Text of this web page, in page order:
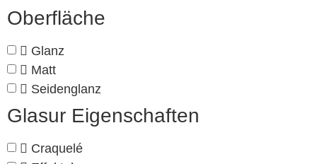
Oberfläche
Glanz
Matt
Seidenglanz
Glasur Eigenschaften
Craquelé